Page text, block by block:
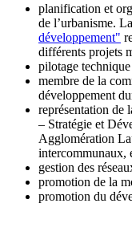
planification et
de l’urbanisme.
développement"
différents projets
pilotage technique
membre de la
développement
représentation de
– Stratégie et
Agglomération
intercommunaux,
gestion des
promotion de la
promotion du